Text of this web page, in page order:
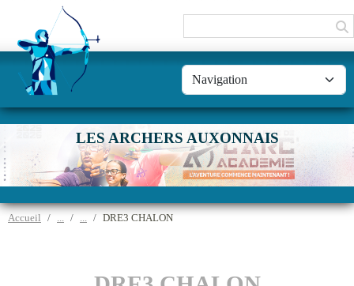
LES ARCHERS AUXONNAIS
Accueil DRE3 CHALON
Panneau de gestion des cookies